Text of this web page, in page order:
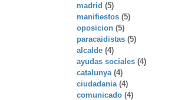
madrid (5)
manifiestos (5)
oposicion (5)
paracaidistas (5)
alcalde (4)
ayudas sociales (4)
catalunya (4)
ciudadania (4)
comunicado (4)